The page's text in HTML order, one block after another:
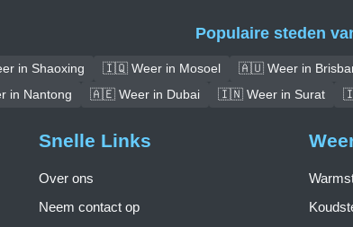
Populaire steden
in Shaoxing 🇮🇶 Weer in Mosoel 🇦🇺 Weer in
in Nantong
🇦🇪 Weer in Dubai 🇮🇳 Weer in Surat
Snelle Links
Over ons
Neem contact op